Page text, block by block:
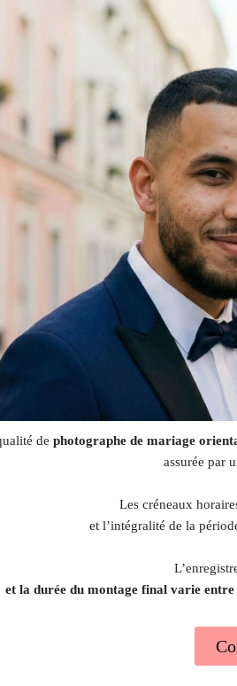
de photographe de mariage
assurée par
Les créneaux
et l’intégralité de la
et la durée du montage final varie entre